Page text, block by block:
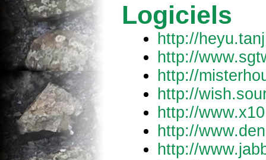
Logiciels
http://
http://
http://
http://
http://
http://
http://